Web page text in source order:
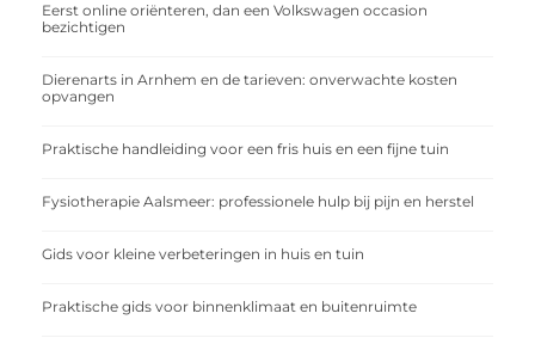
Eerst online oriënteren, dan een Volkswagen occasion
bezichtigen
Dierenarts in Arnhem en de tarieven: onverwachte kosten
opvangen
Praktische handleiding voor een fris huis en een fijne tuin
Fysiotherapie Aalsmeer: professionele hulp bij pijn en herstel
Gids voor kleine verbeteringen in huis en tuin
Praktische gids voor binnenklimaat en buitenruimte